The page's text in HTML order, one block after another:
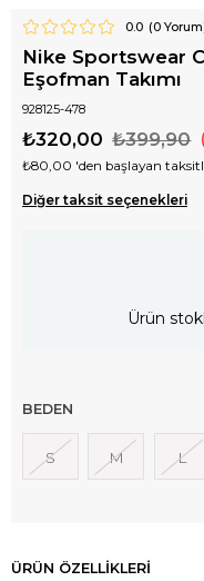
0.0 (0
Nike Sportswear
Eşofman Takımı
928125-478
₺399,90
₺320,00
₺80,00 'den başlayan
Diğer taksit seçenekleri
Ürün
BEDEN
S M L
ÜRÜN ÖZELLIKLERI